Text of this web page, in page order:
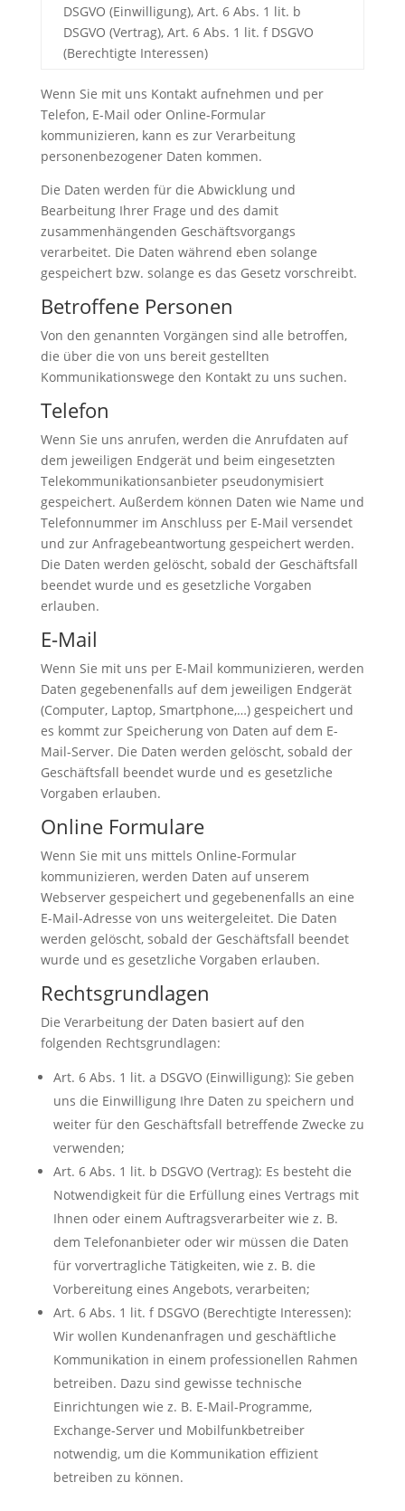
DSGVO (Einwilligung), Art. 6 Abs. 1 lit. b
DSGVO (Vertrag), Art. 6 Abs. 1 lit. f DSGVO
(Berechtigte Interessen)
Wenn Sie mit uns Kontakt aufnehmen und per
Telefon, E-Mail oder Online-Formular
kommunizieren, kann es zur Verarbeitung
personenbezogener Daten kommen.
Die Daten werden für die Abwicklung und
Bearbeitung Ihrer Frage und des damit
zusammenhängenden Geschäftsvorgangs
verarbeitet. Die Daten während eben solange
gespeichert bzw. solange es das Gesetz vorschreibt.
Betroffene Personen
Von den genannten Vorgängen sind alle betroffen,
die über die von uns bereit gestellten
Kommunikationswege den Kontakt zu uns suchen.
Telefon
Wenn Sie uns anrufen, werden die Anrufdaten auf
dem jeweiligen Endgerät und beim eingesetzten
Telekommunikationsanbieter pseudonymisiert
gespeichert. Außerdem können Daten wie Name und
Telefonnummer im Anschluss per E-Mail versendet
und zur Anfragebeantwortung gespeichert werden.
Die Daten werden gelöscht, sobald der Geschäftsfall
beendet wurde und es gesetzliche Vorgaben
erlauben.
E-Mail
Wenn Sie mit uns per E-Mail kommunizieren, werden
Daten gegebenenfalls auf dem jeweiligen Endgerät
(Computer, Laptop, Smartphone,…) gespeichert und
es kommt zur Speicherung von Daten auf dem E-
Mail-Server. Die Daten werden gelöscht, sobald der
Geschäftsfall beendet wurde und es gesetzliche
Vorgaben erlauben.
Online Formulare
Wenn Sie mit uns mittels Online-Formular
kommunizieren, werden Daten auf unserem
Webserver gespeichert und gegebenenfalls an eine
E-Mail-Adresse von uns weitergeleitet. Die Daten
werden gelöscht, sobald der Geschäftsfall beendet
wurde und es gesetzliche Vorgaben erlauben.
Rechtsgrundlagen
Die Verarbeitung der Daten basiert auf den
folgenden Rechtsgrundlagen:
Art. 6 Abs. 1 lit. a DSGVO (Einwilligung): Sie geben
uns die Einwilligung Ihre Daten zu speichern und
weiter für den Geschäftsfall betreffende Zwecke zu
verwenden;
Art. 6 Abs. 1 lit. b DSGVO (Vertrag): Es besteht die
Notwendigkeit für die Erfüllung eines Vertrags mit
Ihnen oder einem Auftragsverarbeiter wie z. B.
dem Telefonanbieter oder wir müssen die Daten
für vorvertragliche Tätigkeiten, wie z. B. die
Vorbereitung eines Angebots, verarbeiten;
Art. 6 Abs. 1 lit. f DSGVO (Berechtigte Interessen):
Wir wollen Kundenanfragen und geschäftliche
Kommunikation in einem professionellen Rahmen
betreiben. Dazu sind gewisse technische
Einrichtungen wie z. B. E-Mail-Programme,
Exchange-Server und Mobilfunkbetreiber
notwendig, um die Kommunikation effizient
betreiben zu können.